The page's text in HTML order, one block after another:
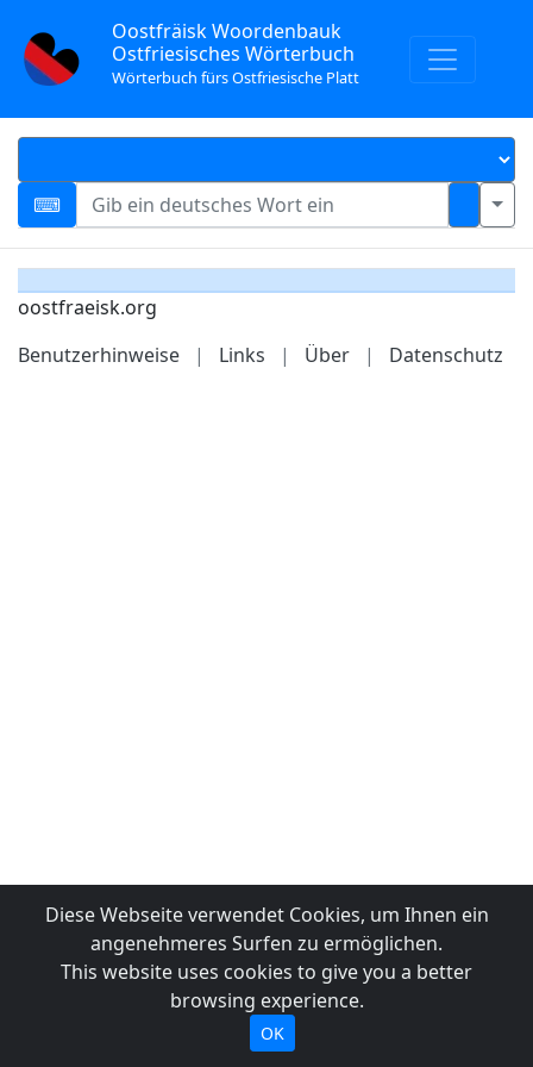
Oostfräisk Woordenbauk
Ostfriesisches Wörterbuch
Wörterbuch fürs Ostfriesische Platt
oostfraeisk.org
Benutzerhinweise
| Links | Über | Datenschutz
Diese Webseite verwendet Cookies, um Ihnen ein
angenehmeres Surfen zu ermöglichen.
This website uses cookies to give you a better
browsing experience.
OK